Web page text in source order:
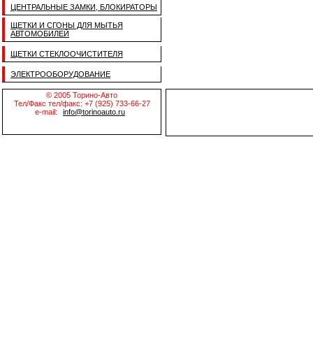
ЦЕНТРАЛЬНЫЕ ЗАМКИ, БЛОКИРАТОРЫ
ЩЕТКИ И СГОНЫ ДЛЯ МЫТЬЯ
АВТОМОБИЛЕЙ
ЩЕТКИ СТЕКЛООЧИСТИТЕЛЯ
ЭЛЕКТРООБОРУДОВАНИЕ
© 2005 Торино-Авто
Тел/Факс тел/факс: +7 (925) 733-66-27
e-mail:
info@torinoauto.ru